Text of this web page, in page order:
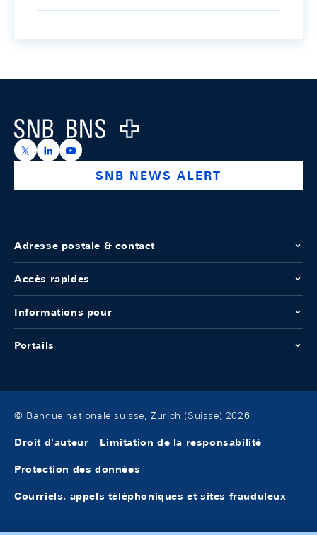
Logo
https://x.com/snb_bns
https://ch.linkedin.com/company/swiss-national-
https://www.youtube.com/@swissnationalbank
SNB NEWS ALERT
Adresse postale & contact
Accès rapides
Informations pour
Portails
© Banque nationale suisse, Zurich (Suisse) 2026
Droit d'auteur Limitation de la responsabilité
Protection des données
Courriels, appels téléphoniques et sites frauduleux